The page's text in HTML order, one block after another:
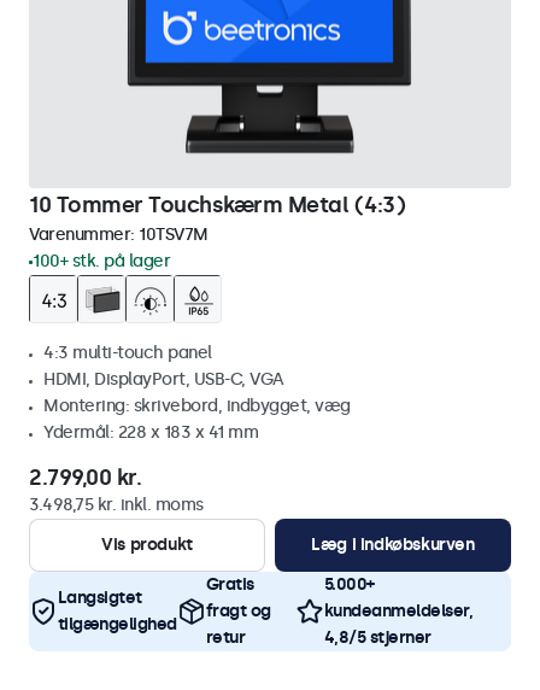
10 Tommer Touchskærm Metal (4:3)
Varenummer: 10TSV7M
100+ stk. på lager
4:3 multi-touch panel
HDMI, DisplayPort, USB-C, VGA
Montering: skrivebord, indbygget, væg
Ydermål: 228 x 183 x 41 mm
2.799,00 kr.
3.498,75 kr. inkl. moms
Vis produkt
Læg i indkøbskurven
Langsigtet
tilgængelighed
Gratis
fragt og
retur
5.000+
kundeanmeldelser,
4,8/5 stjerner